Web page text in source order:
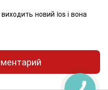
новий ios і вона